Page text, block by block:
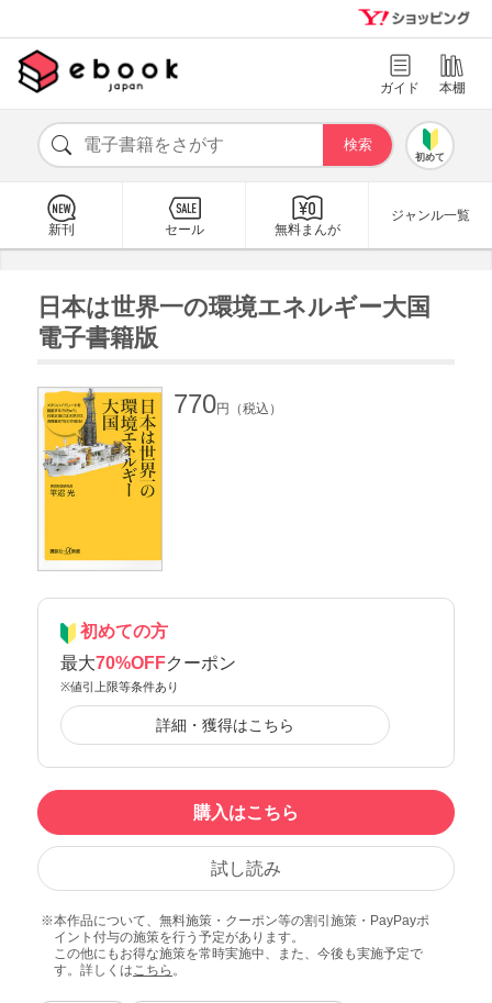
ガイド 本棚
初めて
新刊 セール 無料まんが
ジャンル一覧
日本は世界一の環境エネルギー大国
電子書籍版
770円（税込）
初めての方
最大70%OFFクーポン
※値引上限等条件あり
詳細・獲得はこちら
購入はこちら
試し読み
本作品について、無料施策・クーポン等の割引施策・PayPayポ
イント付与の施策を行う予定があります。
この他にもお得な施策を常時実施中、また、今後も実施予定で
す。詳しくは こちら 。